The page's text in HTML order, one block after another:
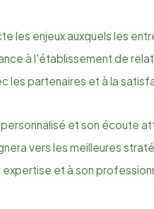
les enjeux auxquels les
à l'établissement de
les partenaires et à la
et son écoute
vers les meilleures
et à son